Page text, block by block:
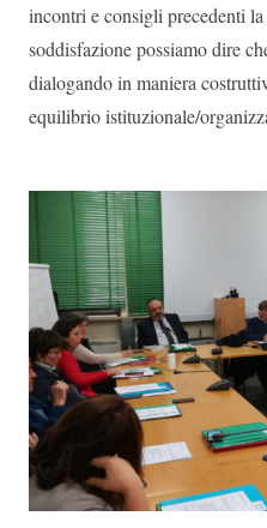
incontri e consigli precedenti
soddisfazione possiamo dire
dialogando in maniera
equilibrio istituzionale/